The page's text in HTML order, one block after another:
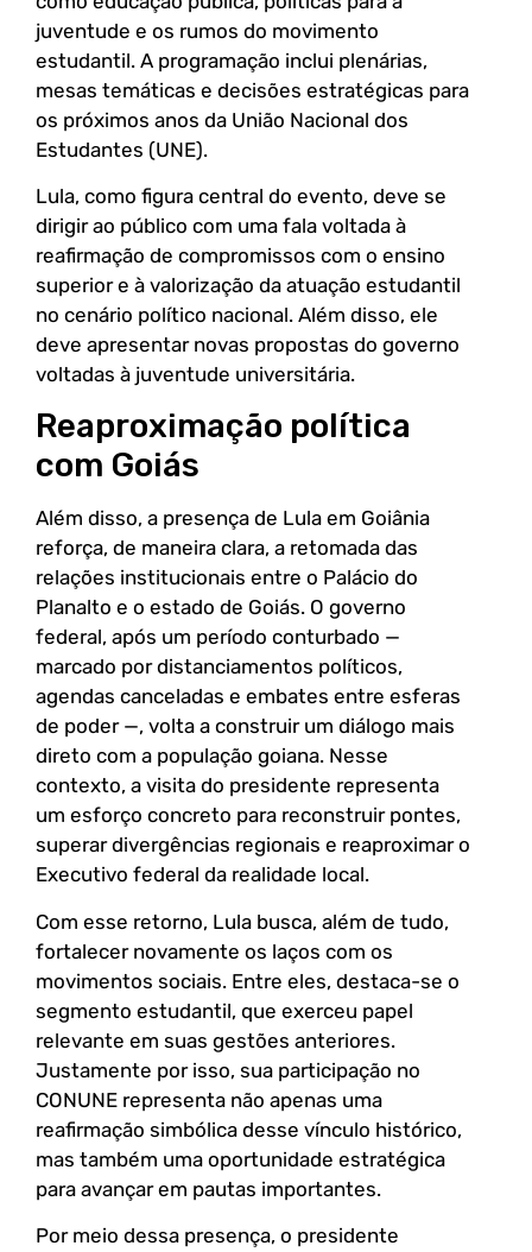
juventude e os rumos do movimento
estudantil. A programação inclui plenárias,
mesas temáticas e decisões estratégicas para
os próximos anos da União Nacional dos
Estudantes (UNE).
Lula, como figura central do evento, deve se
dirigir ao público com uma fala voltada à
reafirmação de compromissos com o ensino
superior e à valorização da atuação estudantil
no cenário político nacional. Além disso, ele
deve apresentar novas propostas do governo
voltadas à juventude universitária.
Reaproximação política
com Goiás
Além disso, a presença de Lula em Goiânia
reforça, de maneira clara, a retomada das
relações institucionais entre o Palácio do
Planalto e o estado de Goiás. O governo
federal, após um período conturbado —
marcado por distanciamentos políticos,
agendas canceladas e embates entre esferas
de poder —, volta a construir um diálogo mais
direto com a população goiana. Nesse
contexto, a visita do presidente representa
um esforço concreto para reconstruir pontes,
superar divergências regionais e reaproximar o
Executivo federal da realidade local.
Com esse retorno, Lula busca, além de tudo,
fortalecer novamente os laços com os
movimentos sociais. Entre eles, destaca-se o
segmento estudantil, que exerceu papel
relevante em suas gestões anteriores.
Justamente por isso, sua participação no
CONUNE representa não apenas uma
reafirmação simbólica desse vínculo histórico,
mas também uma oportunidade estratégica
para avançar em pautas importantes.
Por meio dessa presença, o presidente